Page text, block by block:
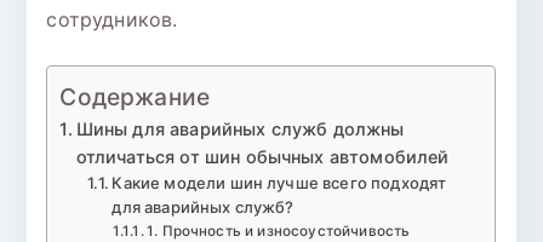
сотрудников.
Содержание
Шины для аварийных служб должны
отличаться от шин обычных автомобилей
Какие модели шин лучше всего подходят
для аварийных служб?
1. Прочность и износоустойчивость